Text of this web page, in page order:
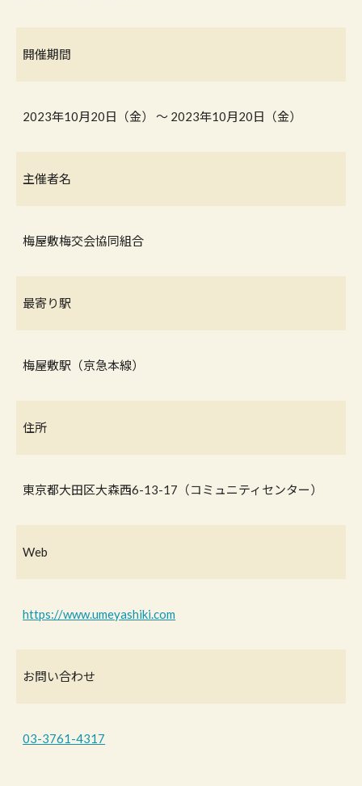
開催期間
2023年10月20日（金） 〜 2023年10月20日（金）
主催者名
梅屋敷梅交会協同組合
最寄り駅
梅屋敷駅（京急本線）
住所
東京都大田区大森西6-13-17（コミュニティセンター）
Web
https://www.umeyashiki.com
お問い合わせ
03-3761-4317